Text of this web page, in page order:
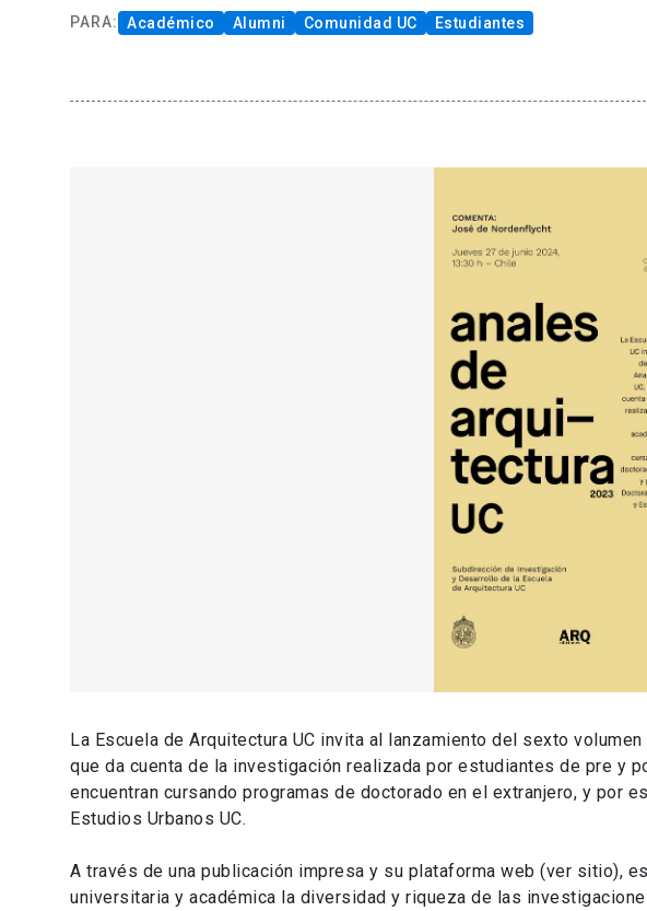
PARA: Académico Alumni Comunidad UC Estudiantes
La Escuela de Arquitectura UC invita al lanzamiento del sexto
que da cuenta de la investigación realizada por estudiantes de pre y
encuentran cursando programas de doctorado en el extranjero, y por
Estudios Urbanos UC.
A través de una publicación impresa y su plataforma web (ver sitio),
universitaria y académica la diversidad y riqueza de las